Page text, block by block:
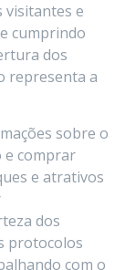
visitantes e
cumprindo
dos
representa a
sobre o
e comprar
e atrativos
dos
protocolos
com o